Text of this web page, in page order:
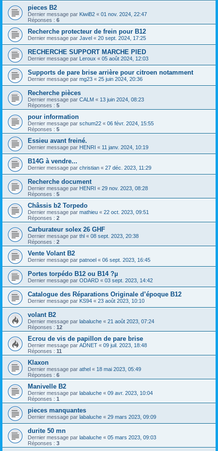
pieces B2
Dernier message par KiwiB2 « 01 nov. 2024, 22:47
Réponses : 6
Recherche protecteur de frein pour B12
Dernier message par Javel « 20 sept. 2024, 17:25
RECHERCHE SUPPORT MARCHE PIED
Dernier message par Leroux « 05 août 2024, 12:03
Supports de pare brise arrière pour citroen notamment
Dernier message par mg23 « 25 juin 2024, 20:36
Recherche pièces
Dernier message par CALM « 13 juin 2024, 08:23
Réponses : 5
pour information
Dernier message par schum22 « 06 févr. 2024, 15:55
Réponses : 5
Essieu avant freiné.
Dernier message par HENRI « 11 janv. 2024, 10:19
B14G à vendre...
Dernier message par christian « 27 déc. 2023, 11:29
Recherche document
Dernier message par HENRI « 29 nov. 2023, 08:28
Réponses : 5
Châssis b2 Torpedo
Dernier message par mathieu « 22 oct. 2023, 09:51
Réponses : 2
Carburateur solex 26 GHF
Dernier message par thl « 08 sept. 2023, 20:38
Réponses : 2
Vente Volant B2
Dernier message par patnoel « 06 sept. 2023, 16:45
Portes torpédo B12 ou B14 ?µ
Dernier message par ODARD « 03 sept. 2023, 14:42
Catalogue des Réparations Originale d’époque B12
Dernier message par KS94 « 23 août 2023, 10:10
volant B2
Dernier message par labaluche « 21 août 2023, 07:24
Réponses : 12
Ecrou de vis de papillon de pare brise
Dernier message par ADNET « 09 juil. 2023, 18:48
Réponses : 11
Klaxon
Dernier message par athel « 18 mai 2023, 05:49
Réponses : 6
Manivelle B2
Dernier message par labaluche « 09 avr. 2023, 10:04
Réponses : 1
pieces manquantes
Dernier message par labaluche « 29 mars 2023, 09:09
durite 50 mn
Dernier message par labaluche « 05 mars 2023, 09:03
Réponses : 3